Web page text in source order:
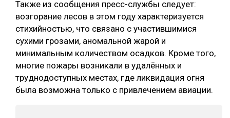
Также из сообщения пресс-службы следует:
возгорание лесов в этом году характеризуется
стихийностью, что связано с участившимися
сухими грозами, аномальной жарой и
минимальным количеством осадков. Кроме того,
многие пожары возникали в удалённых и
труднодоступных местах, где ликвидация огня
была возможна только с привлечением авиации.